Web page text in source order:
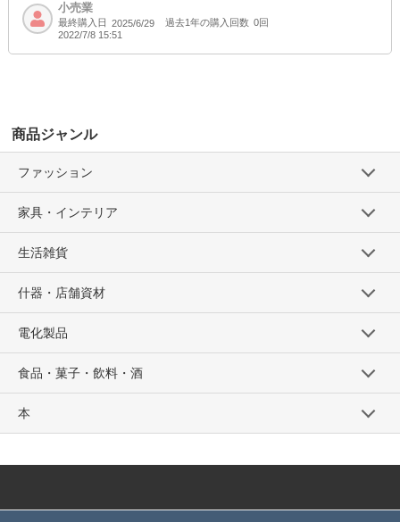
小売業
最終購入日 2025/6/29 過去1年の購入回数 0回
2022/7/8 15:51
商品ジャンル
ファッション
家具・インテリア
生活雑貨
什器・店舗資材
電化製品
食品・菓子・飲料・酒
本